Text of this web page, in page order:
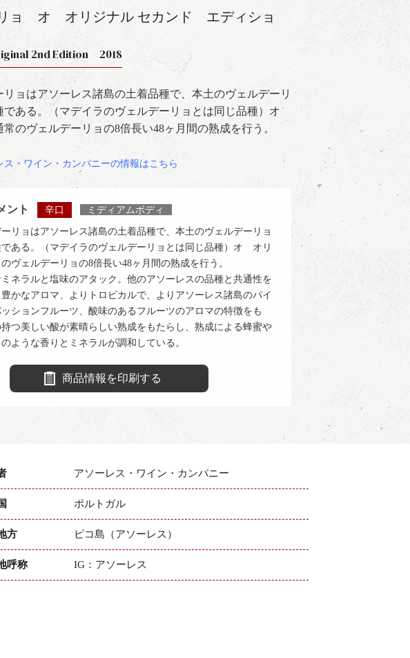
ョ オ オリジナル セカンド エディショ
2nd Edition 2018
リョはアソーレス諸島の土着品種で、本土のヴェルデーリ
である。（マデイラのヴェルデーリョとは同じ品種）オ
のヴェルデーリョの8倍長い48ヶ月間の熟成を行う。
ス・ワイン・カンパニーの情報はこちら
ント 辛口
ミディアムボディ
リョはアソーレス諸島の土着品種で、本土のヴェルデーリョ
である。（マデイラのヴェルデーリョとは同じ品種）オ オリ
ヴェルデーリョの8倍長い48ヶ月間の熟成を行う。
ネラルと塩味のアタック。他のアソーレスの品種と共通性を
かなアロマ、よりトロピカルで、よりアソーレス諸島のパイ
ションフルーツ、酸味のあるフルーツのアロマの特徴をも
つ美しい酸が素晴らしい熟成をもたらし、熟成による蜂蜜や
ような香りとミネラルが調和している。
商品情報を印刷する
アソーレス・ワイン・カンパニー
ポルトガル
方 ピコ島（アソーレス）
呼称 IG：アソーレス